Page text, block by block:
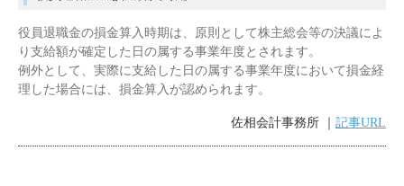
役員退職金の損金算入時期は、原則として株主総会等の決議によ
り支給額が確定した日の属する事業年度とされます。
例外として、実際に支給した日の属する事業年度において損金経
理した場合には、損金算入が認められます。
佐相会計事務所 ｜ 記事URL